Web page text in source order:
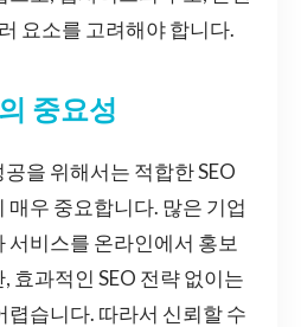
요소를 고려해야 합니다.
중요성
을 위해서는 적합한 SEO
매우 중요합니다. 많은 기업
서비스를 온라인에서 홍보
효과적인 SEO 전략 없이는
렵습니다. 따라서 신뢰할 수